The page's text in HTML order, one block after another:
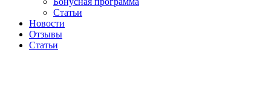
Статьи
Новости
Отзывы
Статьи